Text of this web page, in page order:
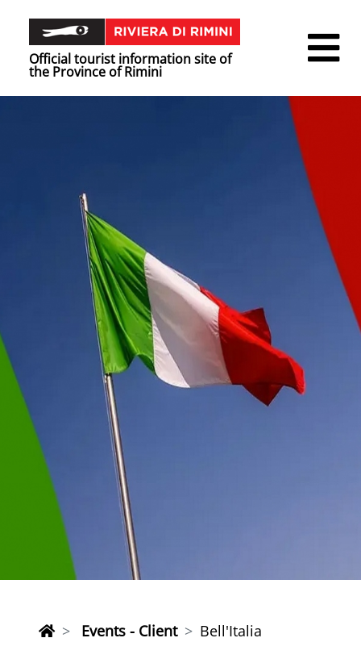
Official tourist information site of
the Province of Rimini
Events - Client Bell'Italia